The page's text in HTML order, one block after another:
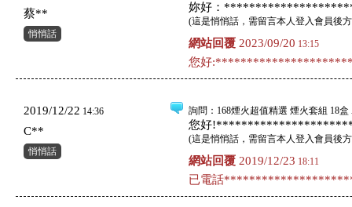
蔡**
悄悄話
妳好：
(這是悄悄話，需留言本人登入會員後
網站回覆 2023/09/20 13:15
您好
2019/12/22 14:36
C**
悄悄話
詢問 ：168煙火超值精選 煙火套組 18盒
您好
(這是悄悄話，需留言本人登入會員後
網站回覆 2019/12/23 18:11
已電話